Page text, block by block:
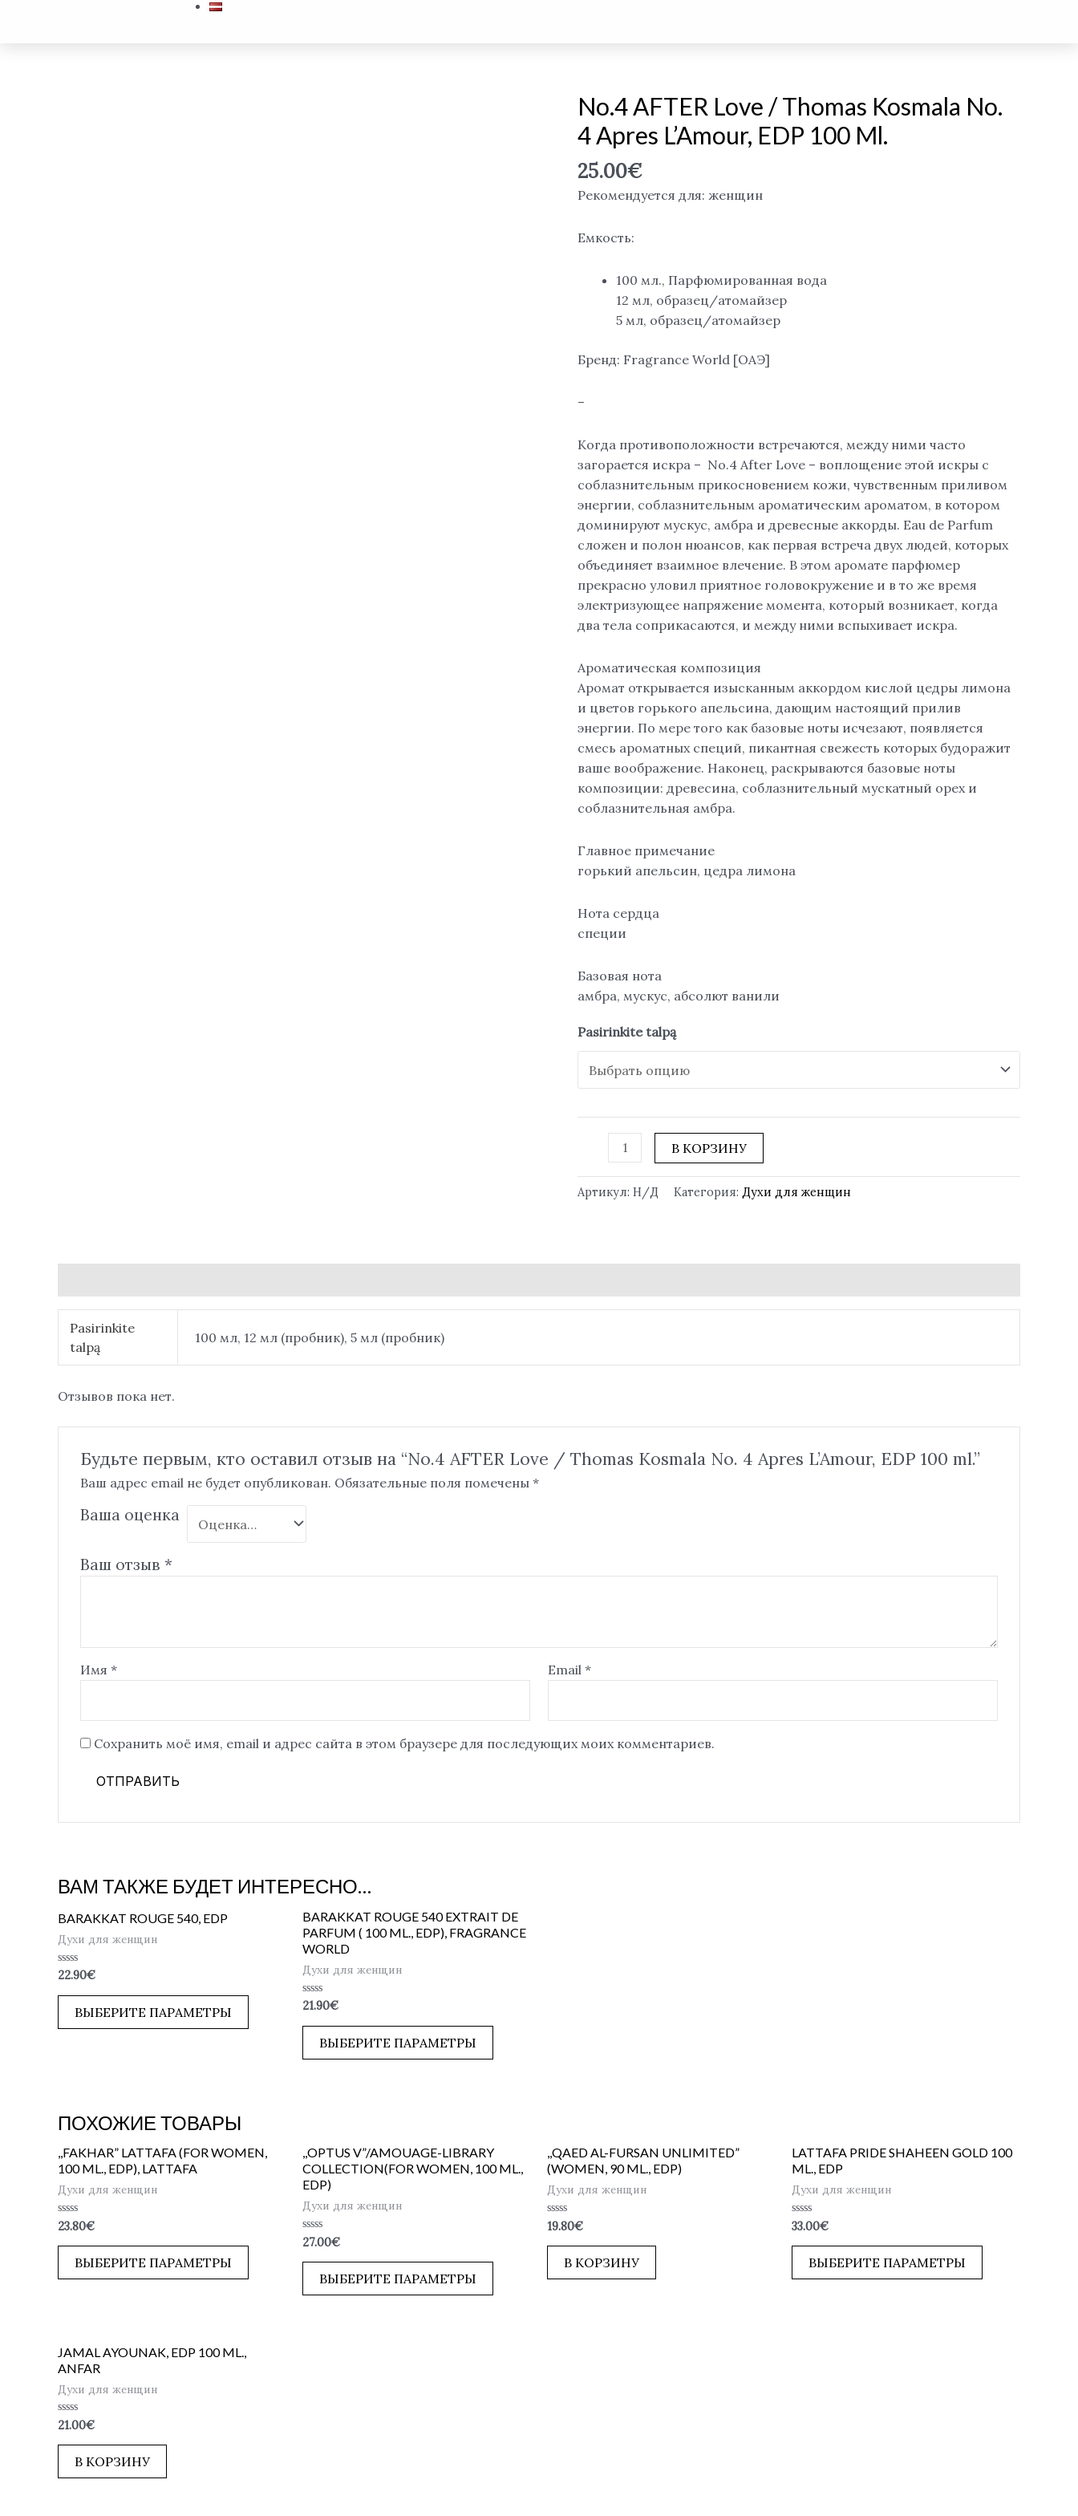
No.4 AFTER Love / Thomas Kosmala No.
4 Apres L’Amour, EDP 100 Ml.
25.00€
Рекомендуется для: женщин
Емкость:
100 мл., Парфюмированная вода
12 мл, образец/атомайзер
5 мл, образец/атомайзер
Бренд: Fragrance World [ОАЭ]
–
Когда противоположности встречаются, между ними часто
загорается искра – No.4 After Love – воплощение этой искры с
соблазнительным прикосновением кожи, чувственным приливом
энергии, соблазнительным ароматическим ароматом, в котором
доминируют мускус, амбра и древесные аккорды. Eau de Parfum
сложен и полон нюансов, как первая встреча двух людей, которых
объединяет взаимное влечение. В этом аромате парфюмер
прекрасно уловил приятное головокружение и в то же время
электризующее напряжение момента, который возникает, когда
два тела соприкасаются, и между ними вспыхивает искра.
Ароматическая композиция
Аромат открывается изысканным аккордом кислой цедры лимона
и цветов горького апельсина, дающим настоящий прилив
энергии. По мере того как базовые ноты исчезают, появляется
смесь ароматных специй, пикантная свежесть которых будоражит
ваше воображение. Наконец, раскрываются базовые ноты
композиции: древесина, соблазнительный мускатный орех и
соблазнительная амбра.
Главное примечание
горький апельсин, цедра лимона
Нота сердца
специи
Базовая нота
амбра, мускус, абсолют ванили
Pasirinkite talpą
Количество
товара
No.4
AFTER
Love
/
Kosmala
L'Amour,
100
В КОРЗИНУ
Артикул: Н/Д Категория: Духи для женщин
Pasirinkite
talpą
100 мл, 12 мл (пробник), 5 мл (пробник)
Отзывов пока нет.
Будьте первым, кто оставил отзыв на “No.4 AFTER Love / Thomas Kosmala No. 4 Apres L’Amour, EDP 100 ml.”
Ваш адрес email не будет опубликован. Обязательные поля помечены *
Ваша оценка
Ваш отзыв *
Имя * Email*
Сохранить моё имя, email и адрес сайта в этом браузере для последующих моих комментариев.
ВАМ ТАКЖЕ БУДЕТ ИНТЕРЕСНО…
BARAKKAT ROUGE 540, EDP
Духи для женщин
Оценка
из
22.90€
ВЫБЕРИТЕ ПАРАМЕТРЫ
BARAKKAT ROUGE 540 EXTRAIT DE
PARFUM ( 100 ML., EDP), FRAGRANCE
WORLD
Духи для женщин
Оценка
из
21.90€
ВЫБЕРИТЕ ПАРАМЕТРЫ
ПОХОЖИЕ ТОВАРЫ
,,FAKHAR” LATTAFA (FOR WOMEN,
100 ML., EDP), LATTAFA
Духи для женщин
Оценка
0
из
23.80€
ВЫБЕРИТЕ ПАРАМЕТРЫ
,,OPTUS V”/AMOUAGE-LIBRARY
COLLECTION(FOR WOMEN, 100 ML.,
EDP)
Духи для женщин
Оценка
0
из
27.00€
ВЫБЕРИТЕ ПАРАМЕТРЫ
,,QAED AL-FURSAN UNLIMITED”
(WOMEN, 90 ML., EDP)
Духи для женщин
Оценка
0
из
19.80€
В КОРЗИНУ
LATTAFA PRIDE SHAHEEN GOLD 100
ML., EDP
Духи для женщин
Оценка
0
из
33.00€
ВЫБЕРИТЕ ПАРАМЕТРЫ
JAMAL AYOUNAK, EDP 100 ML.,
ANFAR
Духи для женщин
Оценка
из
21.00€
В КОРЗИНУ